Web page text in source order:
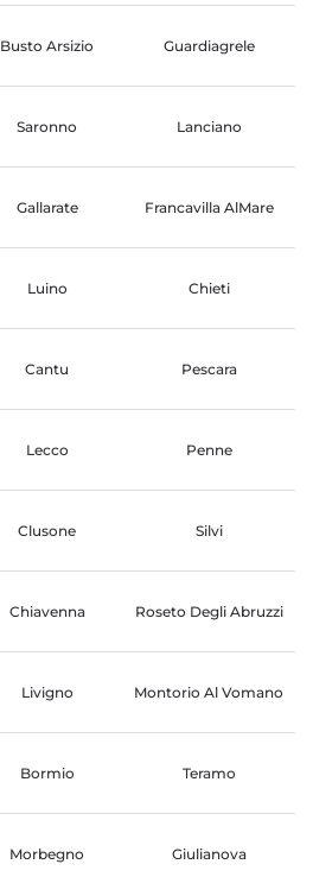
Busto Arsizio Guardiagrele
Saronno Lanciano
Gallarate Francavilla AlMare
Luino Chieti
Cantu Pescara
Lecco Penne
Clusone Silvi
Chiavenna Roseto Degli Abruzzi
Livigno Montorio Al Vomano
Bormio Teramo
Morbegno Giulianova